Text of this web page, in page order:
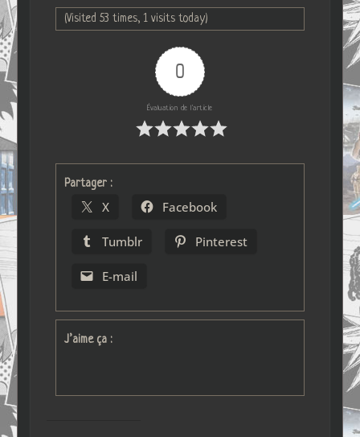
(Visited 53 times, 1 visits today)
0
Évaluation de l'article
Partager :
X Facebook
Tumblr Pinterest
E-mail
J’aime ça :